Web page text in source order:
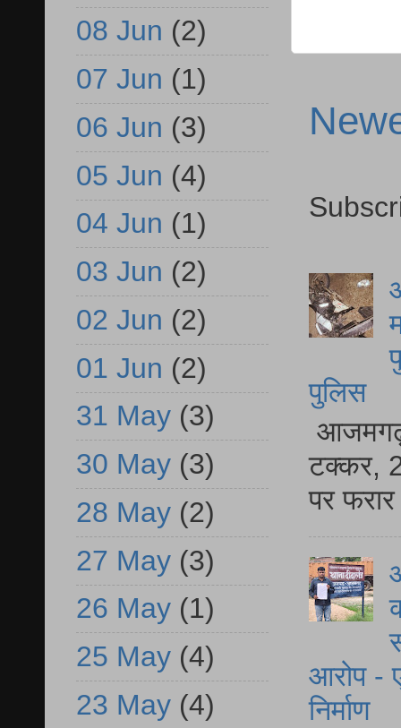
पुलिस
आजमगढ़
टक्कर,
पर
आरोप -
निर्माण
08 Jun (2)
07 Jun (1)
06 Jun (3)
05 Jun (4)
04 Jun (1)
03 Jun (2)
02 Jun (2)
01 Jun (2)
31 May (3)
30 May (3)
28 May (2)
27 May (3)
26 May (1)
25 May (4)
23 May (4)